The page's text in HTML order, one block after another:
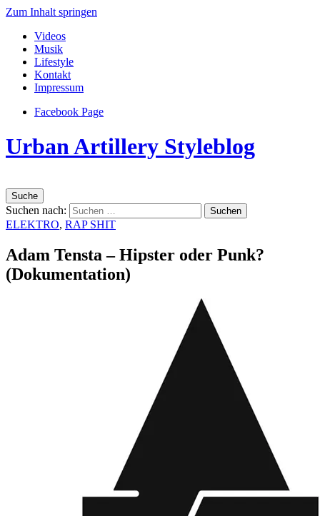
Zum Inhalt springen
Videos
Musik
Lifestyle
Kontakt
Impressum
Facebook Page
Urban Artillery Styleblog
Suche
Suchen nach:
ELEKTRO, RAP SHIT
Adam Tensta – Hipster oder Punk?
(Dokumentation)